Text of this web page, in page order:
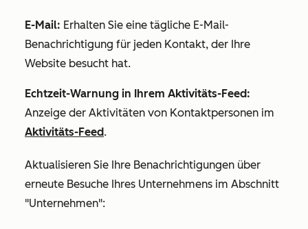
E-Mail: Erhalten Sie eine tägliche E-Mail-
Benachrichtigung für jeden Kontakt, der Ihre
Website besucht hat.
Echtzeit-Warnung in Ihrem Aktivitäts-Feed:
Anzeige der Aktivitäten von Kontaktpersonen im
Aktivitäts-Feed.
Aktualisieren Sie Ihre Benachrichtigungen über
erneute Besuche Ihres Unternehmens im Abschnitt
"Unternehmen":